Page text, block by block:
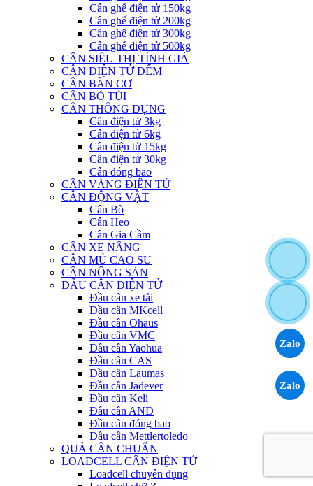
Cân ghế điện tử 150kg
Cân ghế điện tử 200kg
Cân ghế điện tử 300kg
Cân ghế điện tử 500kg
CÂN SIÊU THỊ TÍNH GIÁ
CÂN ĐIỆN TỬ ĐẾM
CÂN BÀN CƠ
CÂN BỎ TÚI
CÂN THÔNG DỤNG
Cân điện tử 3kg
Cân điện tử 6kg
Cân điện tử 15kg
Cân điện tử 30kg
Cân đóng bao
CÂN VÀNG ĐIỆN TỬ
CÂN ĐỘNG VẬT
Cân Bò
Cân Heo
Cân Gia Cầm
CÂN XE NÂNG
CÂN MỦ CAO SU
CÂN NÔNG SẢN
ĐẦU CÂN ĐIỆN TỬ
Đầu cân xe tải
Đầu cân MKcell
Đầu cân Ohaus
Đầu cân VMC
Đầu cân Yaohua
Đầu cân CAS
Đầu cân Laumas
Đầu cân Jadever
Đầu cân Keli
Đầu cân AND
Đầu cân đóng bao
Đầu cân Mettlertoledo
QUẢ CÂN CHUẨN
LOADCELL CÂN ĐIỆN TỬ
Loadcell chuyên dụng
Zalo
Zalo